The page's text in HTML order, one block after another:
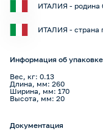
ИТАЛИЯ - родина
ИТАЛИЯ - страна
Информация об упаковке
Вес, кг: 0.13
Длина, мм: 260
Ширина, мм: 170
Высота, мм: 20
Документация